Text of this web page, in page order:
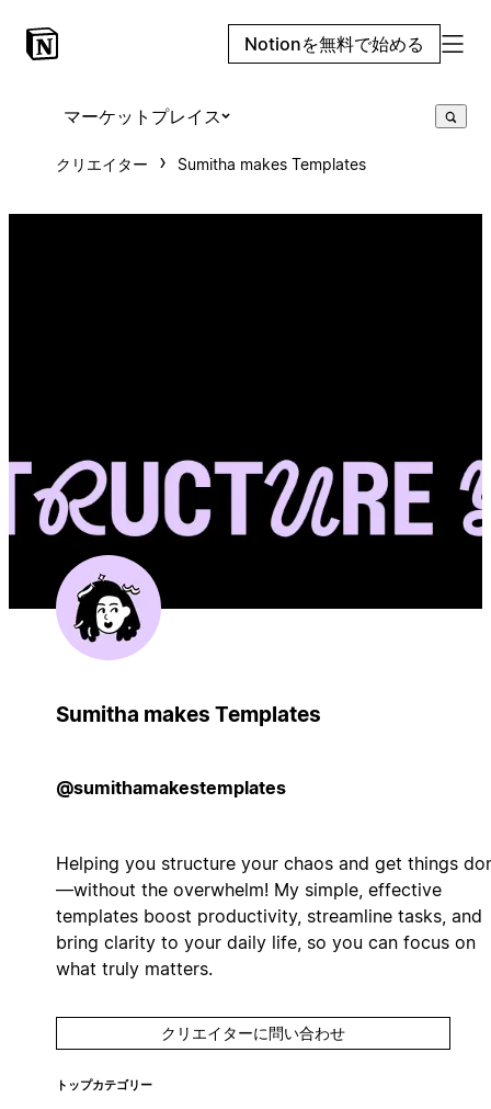
Notionを無料で始める
マーケットプレイス
クリエイター Sumitha makes Templates
Sumitha makes Templates
@sumithamakestemplates
Helping you structure your chaos and get things
—without the overwhelm! My simple, effective
templates boost productivity, streamline tasks, and
bring clarity to your daily life, so you can focus on
what truly matters.
クリエイターに問い合わせ
トップカテゴリー